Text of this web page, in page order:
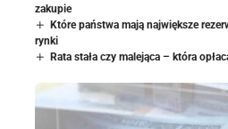
zakupie
Które państwa mają największe
rynki
Rata stała czy malejąca – która